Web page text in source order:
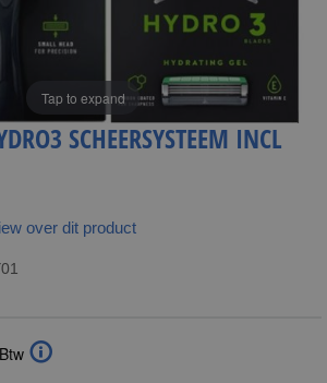
Tap to expand
SCHEERSYSTEEM INCL
over dit product